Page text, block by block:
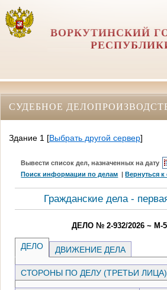
ВОРКУТИНСКИЙ
СУДЕБНОЕ
Здание 1 [Выбрать другой сервер]
Вывести список дел, назначенных на дату
Поиск информации по делам |Вернуться к
Гражданские дела -
ДЕЛО № 2-932/2026 ~ М-
ДЕЛО ДВИЖЕНИЕ ДЕЛА
СТОРОНЫ ПО ДЕЛУ (ТРЕТЬИ ЛИЦА)